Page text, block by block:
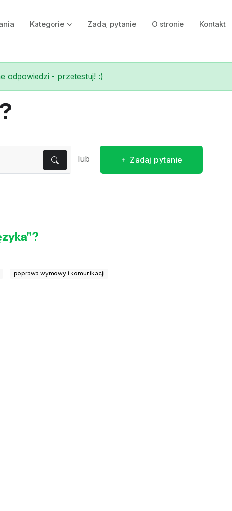
Kategorie Zadaj pytanie O stronie Kontakt
odpowiedzi - przetestuj! :)
lub Zadaj pytanie
poprawa wymowy i komunikacji